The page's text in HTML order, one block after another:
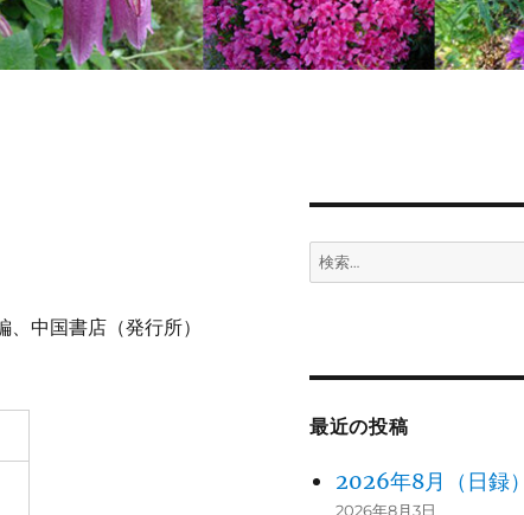
中国書店（発行所）
検
索:
最近の投稿
2026年8月（日録）
2026年8月3日